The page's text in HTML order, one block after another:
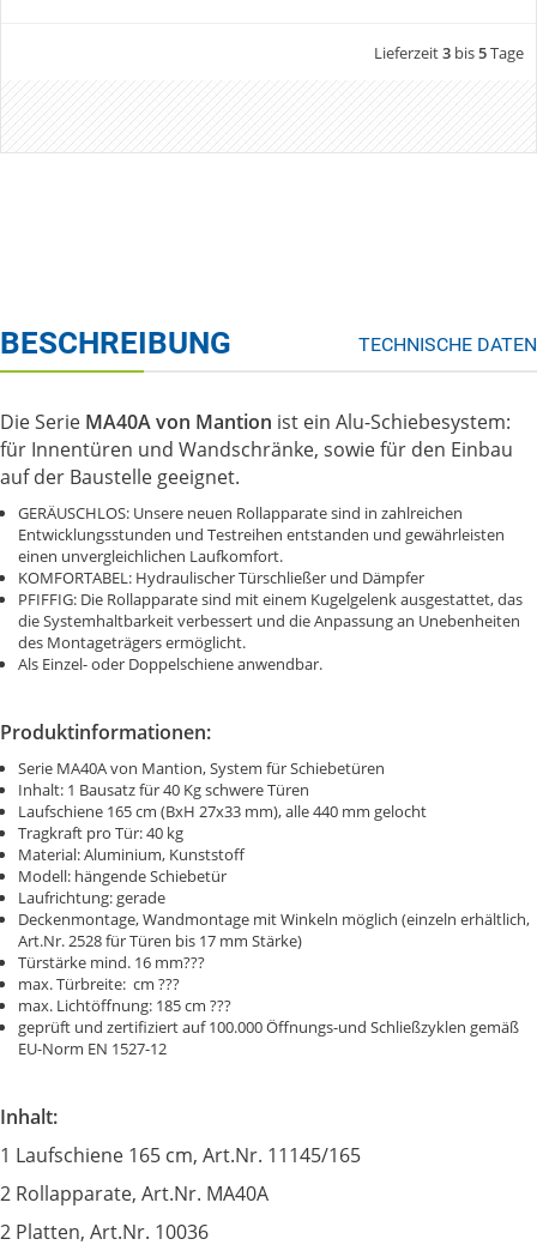
Lieferzeit3 bis5Tage
BESCHREIBUNG TECHNISCHE DATEN
Die Serie MA40A von Mantion ist ein Alu-Schiebesystem:
für Innentüren und Wandschränke, sowie für den Einbau
auf der Baustelle geeignet.
GERÄUSCHLOS: Unsere neuen Rollapparate sind in zahlreichen
Entwicklungsstunden und Testreihen entstanden und gewährleisten
einen unvergleichlichen Laufkomfort.
KOMFORTABEL: Hydraulischer Türschließer und Dämpfer
PFIFFIG: Die Rollapparate sind mit einem Kugelgelenk ausgestattet, das
die Systemhaltbarkeit verbessert und die Anpassung an Unebenheiten
des Montageträgers ermöglicht.
Als Einzel- oder Doppelschiene anwendbar.
Produktinformationen:
Serie MA40A von Mantion, System für Schiebetüren
Inhalt: 1 Bausatz für 40 Kg schwere Türen
Laufschiene 165 cm (BxH 27x33 mm), alle 440 mm gelocht
Tragkraft pro Tür: 40 kg
Material: Aluminium, Kunststoff
Modell: hängende Schiebetür
Laufrichtung: gerade
Deckenmontage, Wandmontage mit Winkeln möglich (einzeln erhältlich,
Art.Nr. 2528 für Türen bis 17 mm Stärke)
Türstärke mind. 16 mm???
max. Türbreite: cm ???
max. Lichtöffnung: 185 cm ???
geprüft und zertifiziert auf 100.000 Öffnungs-und Schließzyklen gemäß
EU-Norm EN 1527-12
Inhalt:
1 Laufschiene 165 cm, Art.Nr. 11145/165
2 Rollapparate, Art.Nr. MA40A
2 Platten, Art.Nr. 10036